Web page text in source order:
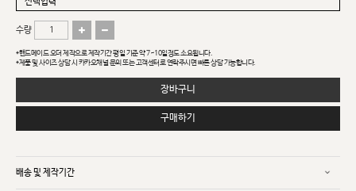
수량
*핸드메이드 오더 제작으로 제작기간 평일 기준 약 7~10일정도 소요됩니다.
*제품 및 사이즈 상담 시 카카오채널 문의 또는 고객센터로 연락주시면 빠른 상담 가능합니다.
장바구니
구매하기
배송 및 제작기간